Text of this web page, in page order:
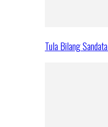
Tula Bilang